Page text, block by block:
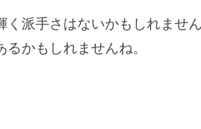
く派手さはないかもしれませ
かもしれませんね。